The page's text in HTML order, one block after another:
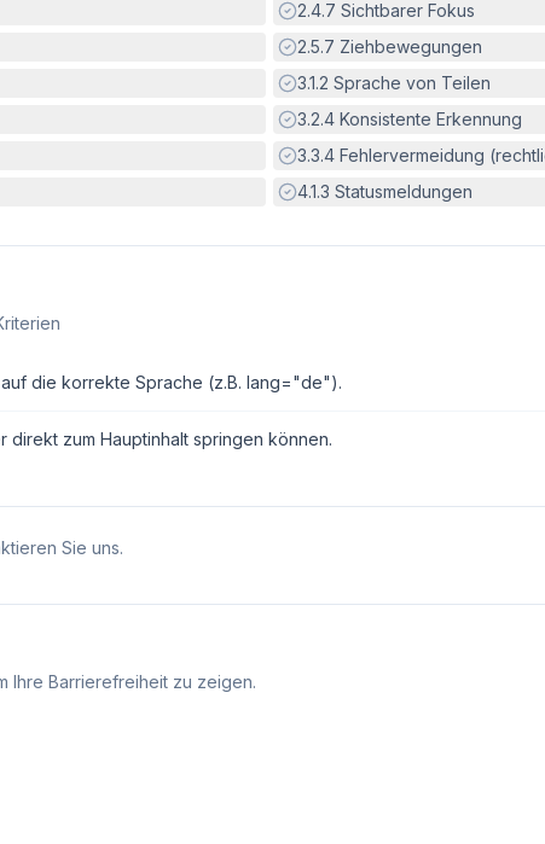
Erfüllt:
2.4.7 Sichtbarer Fokus
Erfüllt:
2.5.7 Ziehbewegungen
Erfüllt:
3.1.2 Sprache von Teilen
Erfüllt:
3.2.4 Konsistente Erkennung
Erfüllt:
3.3.4 Fehlervermeidung
Erfüllt:
4.1.3 Statusmeldungen
die korrekte Sprache (z.B. lang="de").
direkt zum Hauptinhalt springen können.
Sie uns.
Ihre Barrierefreiheit zu zeigen.